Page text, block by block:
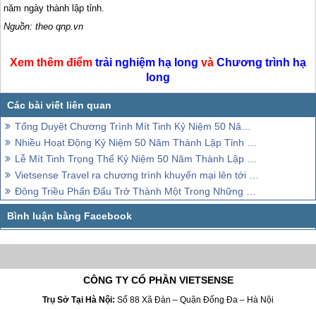
năm ngày thành lập tỉnh.
Nguồn: theo qnp.vn
Xem thêm điểm trải nghiệm hạ long và Chương trình hạ
long
Tổng Duyệt Chương Trình Mít Tinh Kỷ Niệm 50 Năm Thành Lập Tỉnh Quảng Ninh
Nhiều Hoạt Động Kỷ Niệm 50 Năm Thành Lập Tỉnh Quảng Ninh
Lễ Mít Tinh Trọng Thể Kỷ Niệm 50 Năm Thành Lập Tỉnh Quảng Ninh
Vietsense Travel ra chương trình khuyến mại lên tới hàng triệu đồng.
Đông Triều Phấn Đấu Trở Thành Một Trong Những Trung Tâm Thăm Quan Của Tỉnh
CÔNG TY CỔ PHẦN VIETSENSE
Trụ Sở Tại Hà Nội: Số 88 Xã Đàn – Quận Đống Đa – Hà Nội